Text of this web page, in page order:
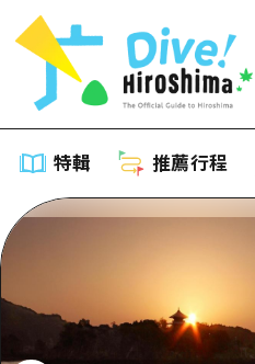
特輯 推薦行程
列表
推薦
推薦行程